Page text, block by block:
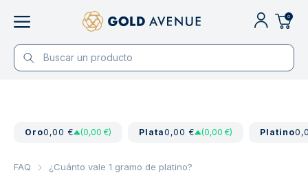
0
Oro0,00 € (0,00 €) Plata0,00 € (0,00 €) Platino
FAQ ¿Cuánto vale 1 gramo de platino?